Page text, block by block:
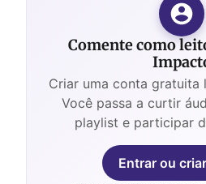
Comente como
Criar uma conta gratuita
Você passa a curtir
playlist e participar
Entrar ou